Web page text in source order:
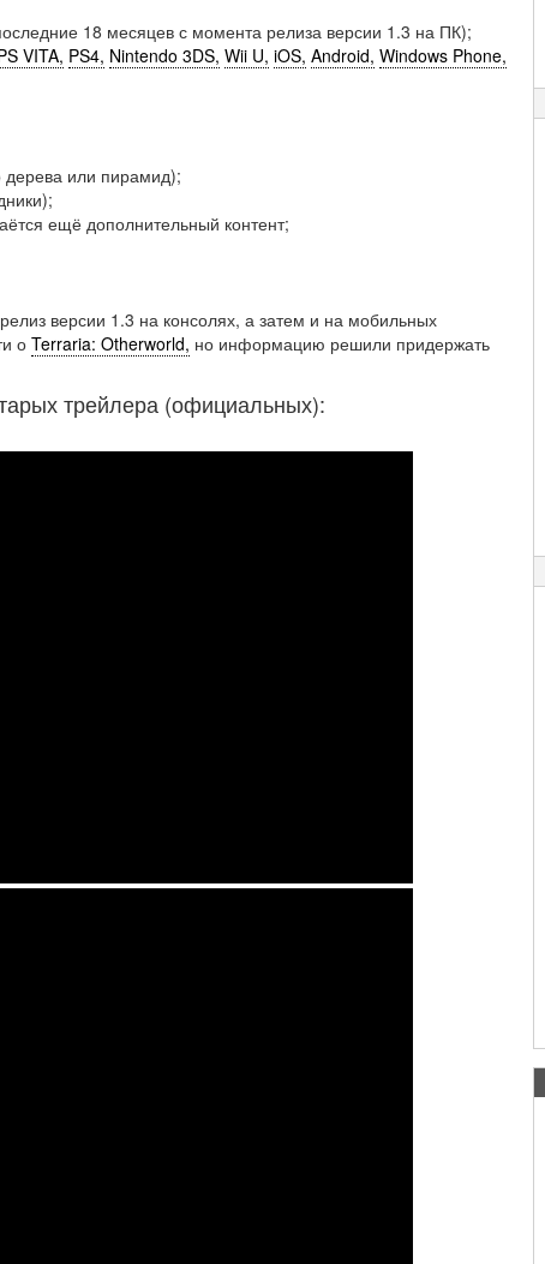
18 месяцев с момента релиза версии 1.3 на ПК);
VITA, PS4, Nintendo 3DS, Wii U, iOS, Android, Windows Phone,
дерева или пирамид);
ещё дополнительный контент;
версии 1.3 на консолях, а затем и на мобильных
оTerraria: Otherworld, но информацию решили придержать
трейлера (официальных):